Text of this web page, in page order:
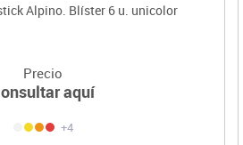
Alpino. Blíster 6 u. unicolor
Precio
aquí
+4